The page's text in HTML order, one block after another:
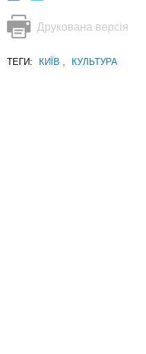
Друкована версія
ТЕГИ: КИЇВ , КУЛЬТУРА